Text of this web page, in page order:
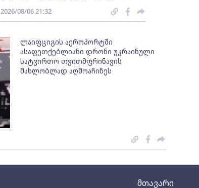
მთავარი
2026/08/06 21:32
ლაიფციგის აეროპორტში
ასაფეთქებლიანი დრონი უკრაინული
სატვირთო თვითმფრინავის
მახლობლად აღმოაჩინეს